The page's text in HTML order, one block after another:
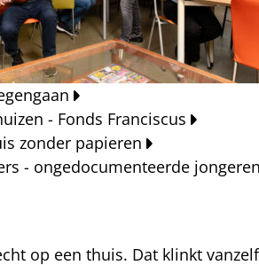
- Fonds Franciscus
zonder papieren
- ongedocumenteerde jongeren
op een thuis. Dat klinkt